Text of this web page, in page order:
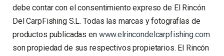
debe contar con el consentimiento expreso de El Rincón
Del CarpFishing S.L. Todas las marcas y fotografías de
productos publicadas en www.elrincondelcarpfishing.com
son propiedad de sus respectivos propietarios. El Rincón